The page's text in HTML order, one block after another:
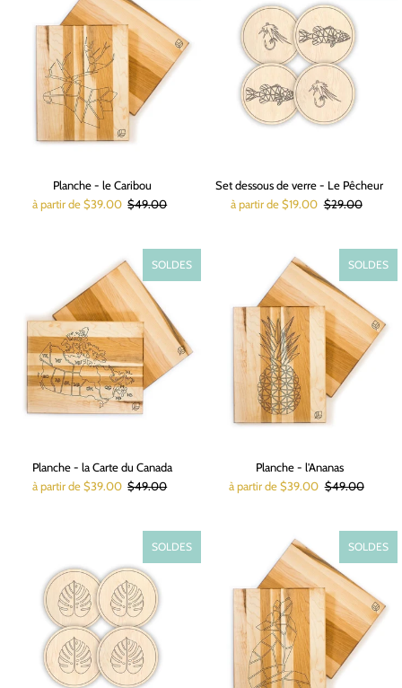
Planche - le Caribou
à partir de $39.00 $49.00
Set dessous de verre - Le Pêcheur
à partir de $19.00 $29.00
SOLDES
Planche - la Carte du Canada
à partir de $39.00 $49.00
SOLDES
Planche - l'Ananas
à partir de $39.00 $49.00
SOLDES SOLDES